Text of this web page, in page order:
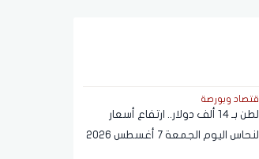
اقتصاد وبورصة
الطن بـ 14 ألف دولار.. ارتفاع أسعار
النحاس اليوم الجمعة 7 أغسطس 2026